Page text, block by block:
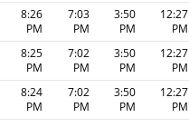
12:27
PM
3:50
PM
7:03
PM
8:26
PM
12:27
PM
3:50
PM
7:02
PM
8:25
PM
12:27
PM
3:50
PM
7:02
PM
8:24
PM